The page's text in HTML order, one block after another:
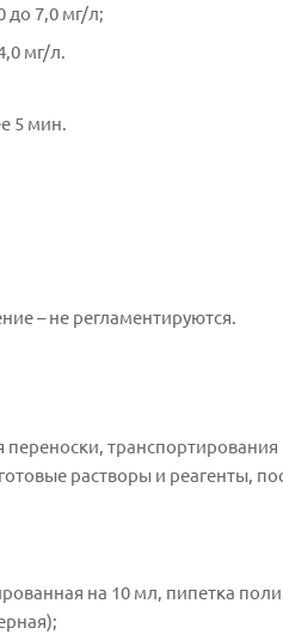
до 7,0 мг/л;
мг/л.
5 мин.
– не регламентируются.
растворы и реагенты,
на 10 мл, пипетка